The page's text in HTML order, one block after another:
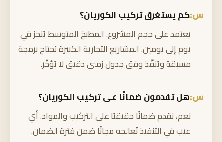
كم يستغرق تركيب الكوريان؟
يعتمد على حجم المشروع. المطبخ المتوسط يُنجز في
يوم إلى يومين. المشاريع التجارية الكبيرة تحتاج برمجة
مسبقة ويُنفَّذ وفق جدول زمني دقيق لا يُؤخَّر.
هل تقدمون ضمانًا على تركيب الكوريان؟
نعم، نقدم ضمانًا حقيقيًا على التركيب والمواد. أي
عيب في التنفيذ نُعالجه مجانًا ضمن فترة الضمان.